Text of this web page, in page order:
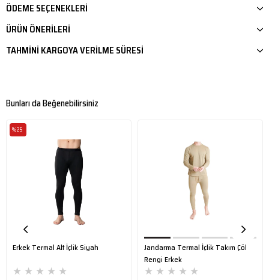
ÖDEME SEÇENEKLERI
ÜRÜN ÖNERILERI
TAHMINI KARGOYA VERILME SÜRESI
Bunları da Beğenebilirsiniz
Erkek Termal Alt İçlik Siyah
★ ★ ★ ★ ★
%25
Jandarma Termal İçlik Takım Çöl
Rengi Erkek
★ ★ ★ ★ ★